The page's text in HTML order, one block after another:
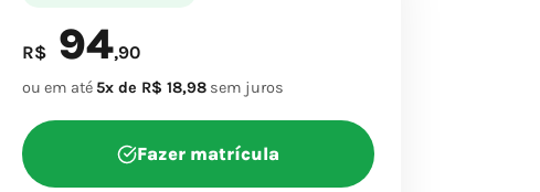
R$ 94,90
ou em até 5x de R$ 18,98 sem juros
Fazer matrícula